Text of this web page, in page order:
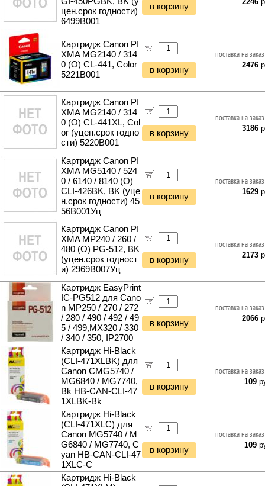
Хранение инструментов
Удлинители силовые
Фонари и мобильные светильники
Мультитулы и ножи
Инструменты и техника прочее
цен.срок годности)
6499B001
в корзину
Картридж Canon PI
XMA MG2140 / 314
0 (O) CL-441, Color
5221B001
в корзину
поставка на
2476
Картридж Canon PI
XMA MG2140 / 314
0 (O) CL-441XL, Col
or (уцен.срок годно
сти) 5220B001
в корзину
поставка на
3186
Картридж Canon PI
XMA MG5140 / 524
0 / 6140 / 8140 (O)
CLI-426BK, BK (уце
н.срок годности) 45
56B001Уц
в корзину
поставка на
1629
Картридж Canon PI
XMA MP240 / 260 /
480 (O) PG-512, BK
(уцен.срок годност
и) 2969B007Уц
в корзину
поставка на
2173
Картридж EasyPrint
IC-PG512 для Cano
n MP250 / 270 / 272
/ 280 / 490 / 492 / 49
5 / 499,MX320 / 330
/ 340 / 350, IP2700
в корзину
поставка на
2066
Картридж Hi-Black
(CLI-471XLBK) для
Canon CMG5740 /
MG6840 / MG7740,
Bk HB-CAN-CLI-47
1XLBK-Bk
в корзину
поставка на
109
Картридж Hi-Black
(CLI-471XLC) для
Canon MG5740 / M
G6840 / MG7740, C
yan HB-CAN-CLI-47
1XLC-C
в корзину
поставка на
109
Картридж Hi-Black